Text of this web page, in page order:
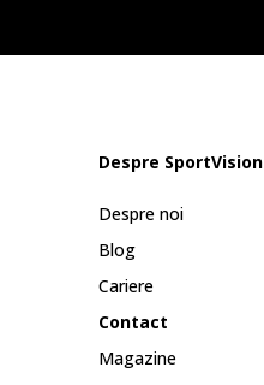
Despre SportVision
Despre noi
Blog
Cariere
Contact
Magazine